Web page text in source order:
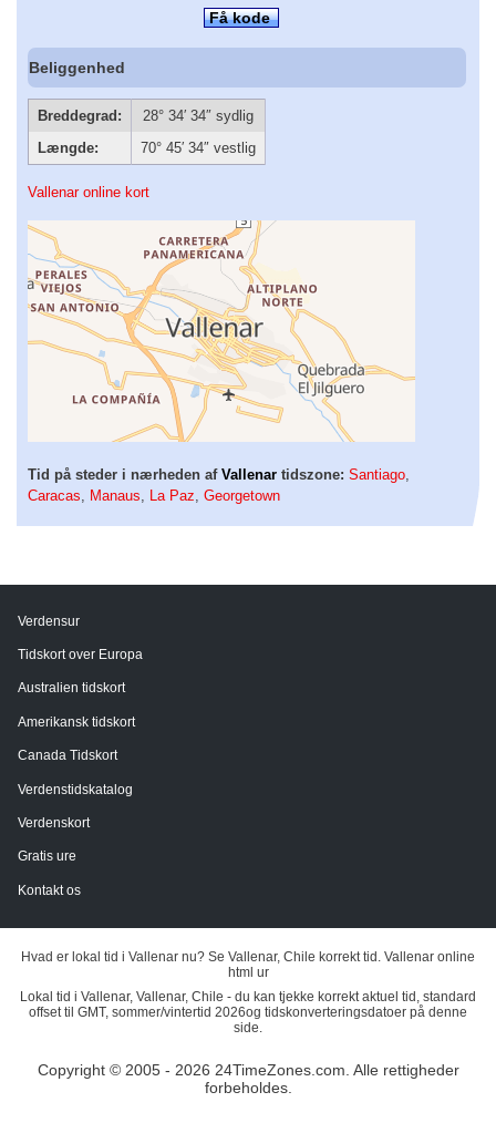
Få kode
Beliggenhed
Breddegrad:
28° 34′ 34″ sydlig
Længde:
70° 45′ 34″ vestlig
Vallenar online kort
Tid på steder i nærheden af Vallenar tidszone: Santiago,
Caracas, Manaus, La Paz, Georgetown
Verdensur
Tidskort over Europa
Australien tidskort
Amerikansk tidskort
Canada Tidskort
Verdenstidskatalog
Verdenskort
Gratis ure
Kontakt os
Hvad er lokal tid i Vallenar nu? Se Vallenar, Chile korrekt tid. Vallenar online
html ur
Lokal tid i Vallenar, Vallenar, Chile - du kan tjekke korrekt aktuel tid, standard
offset til GMT, sommer/vintertid 2026og tidskonverteringsdatoer på denne
side.
Copyright © 2005 - 2026 24TimeZones.com. Alle rettigheder
forbeholdes.